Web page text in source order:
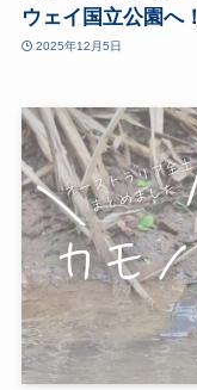
ウェイ国立公園へ！
2025年12月5日